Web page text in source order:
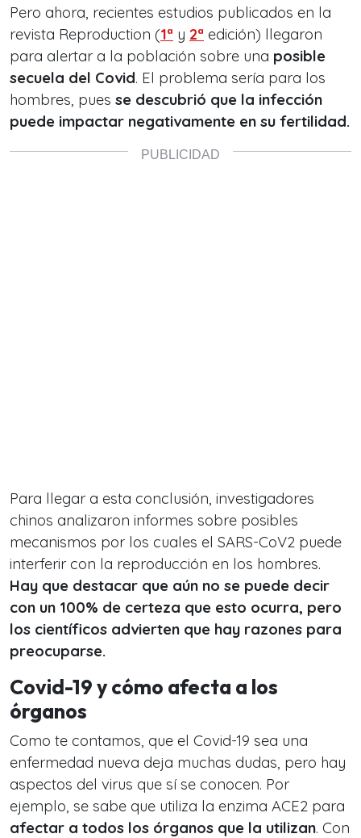
Pero ahora, recientes estudios publicados en la
revista Reproduction (1ª y 2ª edición) llegaron
para alertar a la población sobre una posible
secuela del Covid. El problema sería para los
hombres, pues se descubrió que la infección
puede impactar negativamente en su fertilidad.
Para llegar a esta conclusión, investigadores
chinos analizaron informes sobre posibles
mecanismos por los cuales el SARS-CoV2 puede
interferir con la reproducción en los hombres.
Hay que destacar que aún no se puede decir
con un 100% de certeza que esto ocurra, pero
los científicos advierten que hay razones para
preocuparse.
Covid-19 y cómo afecta a los
órganos
Como te contamos, que el Covid-19 sea una
enfermedad nueva deja muchas dudas, pero hay
aspectos del virus que sí se conocen. Por
ejemplo, se sabe que utiliza la enzima ACE2 para
afectar a todos los órganos que la utilizan. Con